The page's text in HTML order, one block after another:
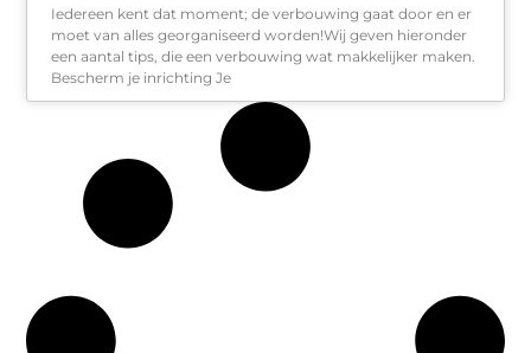
Iedereen kent dat moment; de verbouwing gaat door en er
moet van alles georganiseerd worden!Wij geven hieronder
een aantal tips, die een verbouwing wat makkelijker maken.
Bescherm je inrichting Je